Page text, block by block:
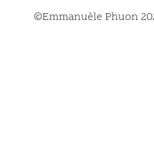
©Emmanuèle Phuon